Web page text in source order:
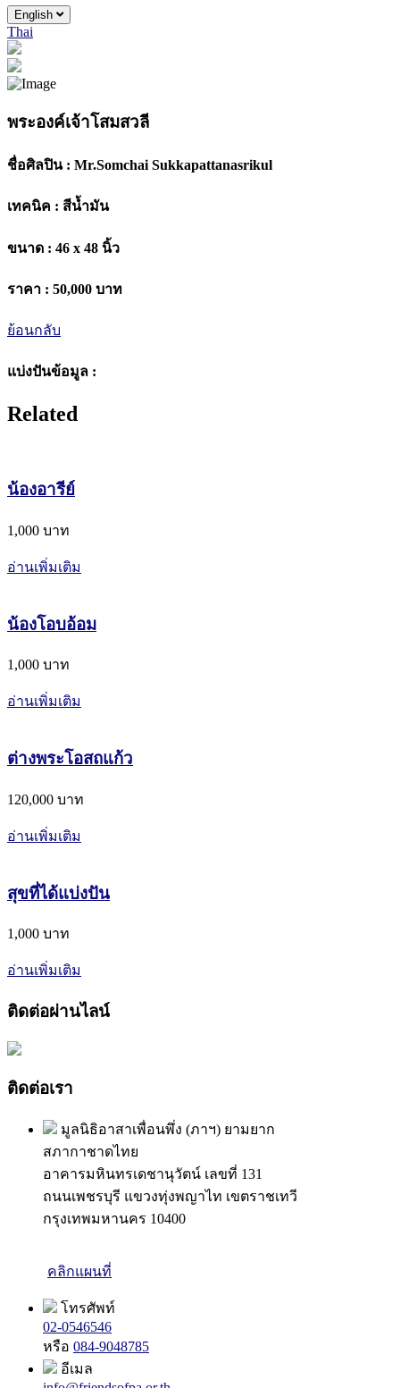
English
Thai
พระองค์เจ้าโสมสวลี
ชื่อศิลปิน : Mr.Somchai Sukkapattanasrikul
เทคนิค : สีน้ำมัน
ขนาด : 46 x 48 นิ้ว
ราคา : 50,000 บาท
ย้อนกลับ
แบ่งปันข้อมูล :
Related
น้องอารีย์
1,000 บาท
อ่านเพิ่มเติม
น้องโอบอ้อม
1,000 บาท
อ่านเพิ่มเติม
ต่างพระโอสถแก้ว
120,000 บาท
อ่านเพิ่มเติม
สุขที่ได้แบ่งปัน
1,000 บาท
อ่านเพิ่มเติม
ติดต่อผ่านไลน์
ติดต่อเรา
มูลนิธิอาสาเพื่อนพึ่ง (ภาฯ) ยามยาก
สภากาชาดไทย
อาคารมหินทรเดชานุวัตน์ เลขที่ 131
ถนนเพชรบุรี แขวงทุ่งพญาไท เขตราชเทวี
กรุงเทพมหานคร 10400
คลิกแผนที่
โทรศัพท์
02-0546546
หรือ 084-9048785
อีเมล